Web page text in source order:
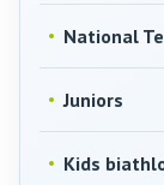
National
Juniors
Kids